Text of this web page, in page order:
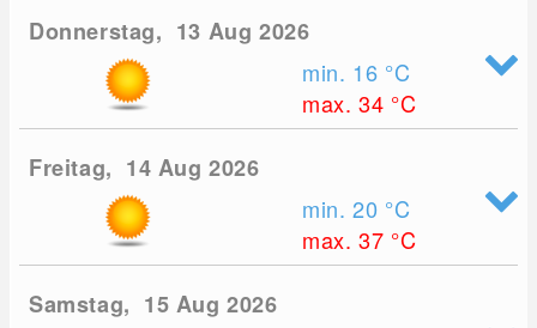
Donnerstag, 13 Aug 2026
min. 16 °C
max. 34 °C
Freitag, 14 Aug 2026
min. 20 °C
max. 37 °C
Samstag, 15 Aug 2026